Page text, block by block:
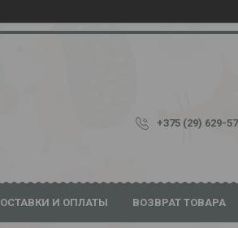
+375 (29) 629-
И ОПЛАТЫ ВОЗВРАТ ТОВАРА